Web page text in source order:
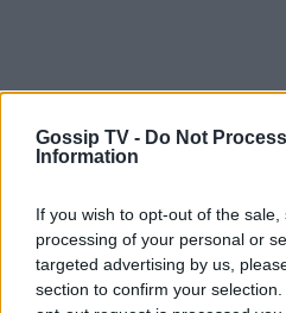
Gossip TV - Do Not
Information
If you wish to opt-out of the
processing of your personal or
targeted advertising by us,
section to confirm your